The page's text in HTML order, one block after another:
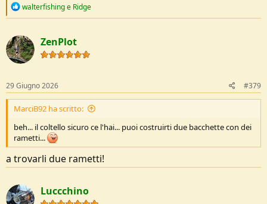
R
c
t
i
o
s
:
walterfishinge Ridge
ZenPlot
29 Giugno 2026 #379
MarciB92 ha scritto:
beh... il coltello sicuro ce l'hai... puoi costruirti due bacchette con dei
rametti...
a trovarli due rametti!
Luccchino